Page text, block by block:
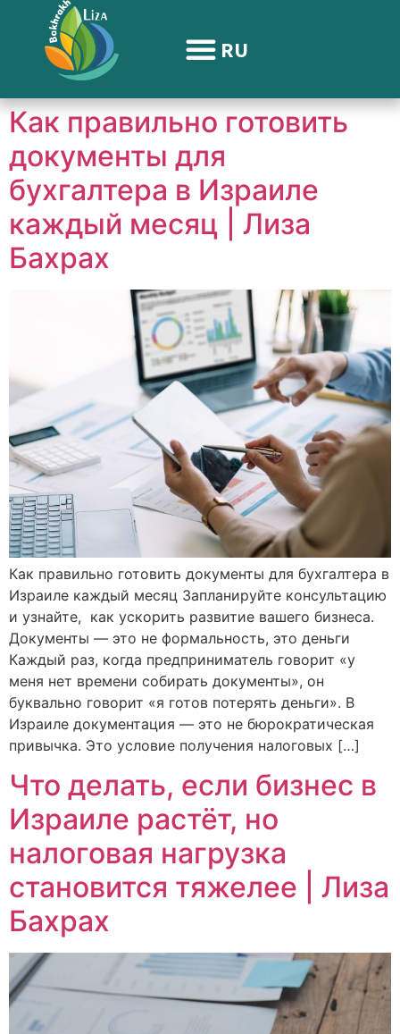
содержимому
RU
Как правильно готовить
документы для
бухгалтера в Израиле
каждый месяц | Лиза
Бахрах
Как правильно готовить документы для бухгалтера в
Израиле каждый месяц Запланируйте консультацию
и узнайте, как ускорить развитие вашего бизнеса.
Документы — это не формальность, это деньги
Каждый раз, когда предприниматель говорит «у
меня нет времени собирать документы», он
буквально говорит «я готов потерять деньги». В
Израиле документация — это не бюрократическая
привычка. Это условие получения налоговых […]
Что делать, если бизнес в
Израиле растёт, но
налоговая нагрузка
становится тяжелее | Лиза
Бахрах